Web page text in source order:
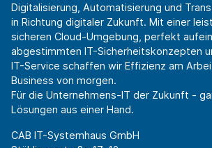
Digitalisierung, Automatisierung und
in Richtung digitaler Zukunft. Mit einer
sicheren Cloud-Umgebung, perfekt
abgestimmten IT-Sicherheitskonzepten
IT-Service schaffen wir Effizienz am
Business von morgen.
Für die Unternehmens-IT der Zukunft -
Lösungen aus einer Hand.
CAB IT-Systemhaus GmbH